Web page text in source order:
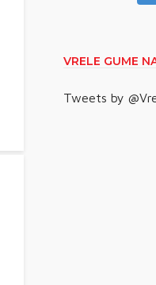
VRELE GUME
Tweets by